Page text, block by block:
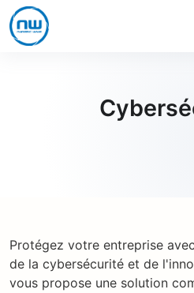
Protégez votre entreprise
de la cybersécurité et de
vous propose une solution